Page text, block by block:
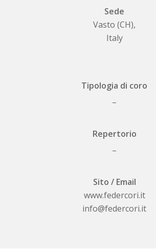
Sede
Vasto (CH),
Italy
Tipologia di coro
Repertorio
Sito / Email
www.federcori.it
info@federcori.it